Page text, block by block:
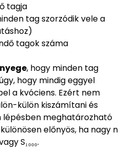
tagja
tag szorzódik vele a
tagok száma
, hogy minden tag
hogy mindig eggyel
a kvóciens. Ezért nem
külön kiszámítani és
lépésben meghatározható
előnyös, ha nagy n
S₁₀₀₀.